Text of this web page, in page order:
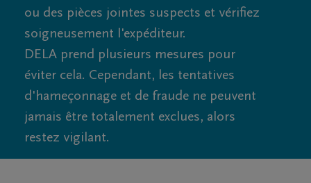
ou des pièces jointes suspects et vérifiez
soigneusement l'expéditeur.
DELA prend plusieurs mesures pour
éviter cela. Cependant, les tentatives
d'hameçonnage et de fraude ne peuvent
jamais être totalement exclues, alors
restez vigilant.